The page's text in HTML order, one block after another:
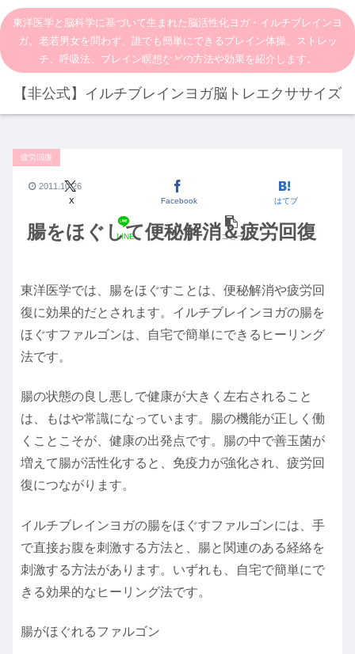
東洋医学と脳科学に基づいて生まれた脳活性化ヨガ・イルチブレインヨ
ガ。老若男女を問わず、誰でも簡単にできるブレイン体操、ストレッ
チ、呼吸法、ブレイン瞑想などの方法や効果を紹介します。
【非公式】イルチブレインヨガ脳トレエクササイズ
腸をほぐして便秘解消＆疲労回復
疲労回復
X Facebook はてブ
LINE コピー
2011.10.26
東洋医学では、腸をほぐすことは、便秘解消や疲労回
復に効果的だとされます。イルチブレインヨガの腸を
ほぐすファルゴンは、自宅で簡単にできるヒーリング
法です。
腸の状態の良し悪しで健康が大きく左右されること
は、もはや常識になっています。腸の機能が正しく働
くことこそが、健康の出発点です。腸の中で善玉菌が
増えて腸が活性化すると、免疫力が強化され、疲労回
復につながります。
イルチブレインヨガの腸をほぐすファルゴンには、手
で直接お腹を刺激する方法と、腸と関連のある経絡を
刺激する方法があります。いずれも、自宅で簡単にで
きる効果的なヒーリング法です。
腸がほぐれるファルゴン